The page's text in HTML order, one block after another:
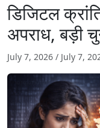
डिजिटल
अपराध, बड़ी
July 7, 2026 / July 7,